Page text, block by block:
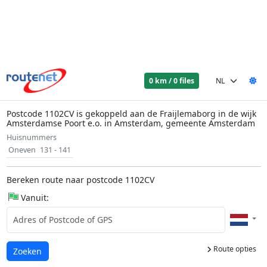
0 km / 0 files
Postcode 1102CV is gekoppeld aan de Fraijlemaborg in de wijk
Amsterdamse Poort e.o. in Amsterdam, gemeente Amsterdam
Huisnummers
Oneven 131 - 141
Bereken route naar postcode 1102CV
Vanuit:
Route opties
Laden...
Zoeken